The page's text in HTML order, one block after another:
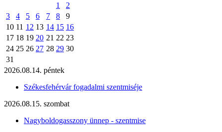
1
2
3
4 5 6 7 8
9
10 11 12 13 14 15 16
17 18 19 20 21 22 23
24 25 26 27 28 29 30
31
2026.08.14. péntek
Székesfehérvár fogadalmi szentmiséje
2026.08.15. szombat
Nagyboldogasszony ünnep - szentmise